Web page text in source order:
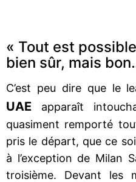
« Tout est
bien sûr, mais
C’est peu dire que le
UAE
apparaît
quasiment remporté
pris le départ, que ce
à l’exception de Milan
troisième. Devant les